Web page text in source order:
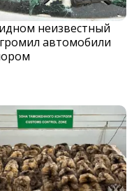
неизвестный
автомобили